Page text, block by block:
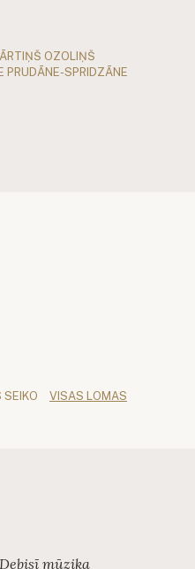
OZOLIŅŠ
PRUDĀNE-SPRIDZĀNE
SEIKO VISAS LOMAS
mūzika